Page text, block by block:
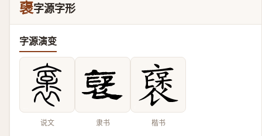
襃字源字形
字源演变
说文 隶书 楷书